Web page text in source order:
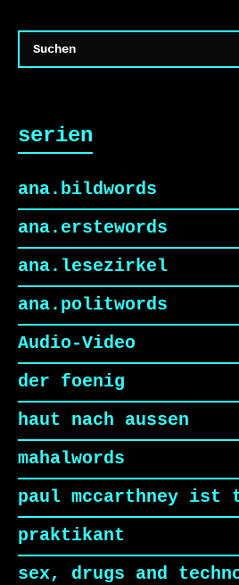
serien
ana.bildwords
ana.erstewords
ana.lesezirkel
ana.politwords
Audio-Video
der foenig
haut nach aussen
mahalwords
paul mccarthney ist
praktikant
sex, drugs and